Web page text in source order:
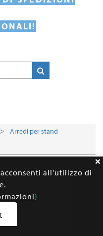
Arredi per stand
all'utilizzo di
)